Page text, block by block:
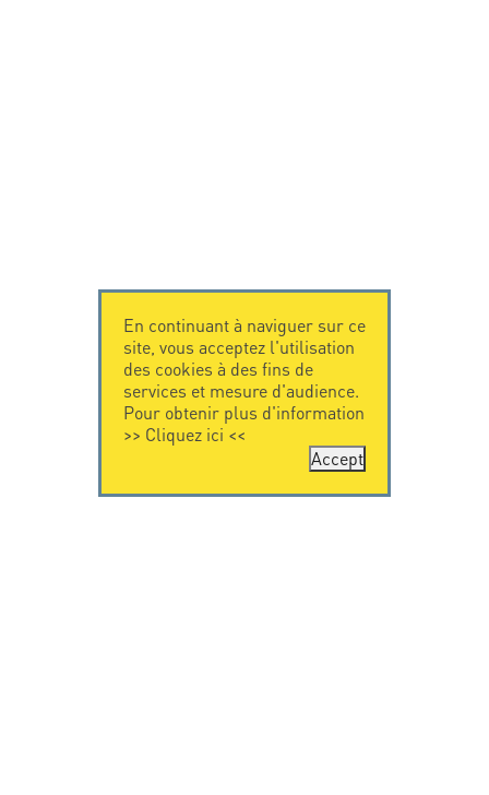
En continuant à naviguer sur ce
site, vous acceptez l'utilisation
des cookies à des fins de
services et mesure d'audience.
Pour obtenir plus d'information
>> Cliquez ici <<
Accept